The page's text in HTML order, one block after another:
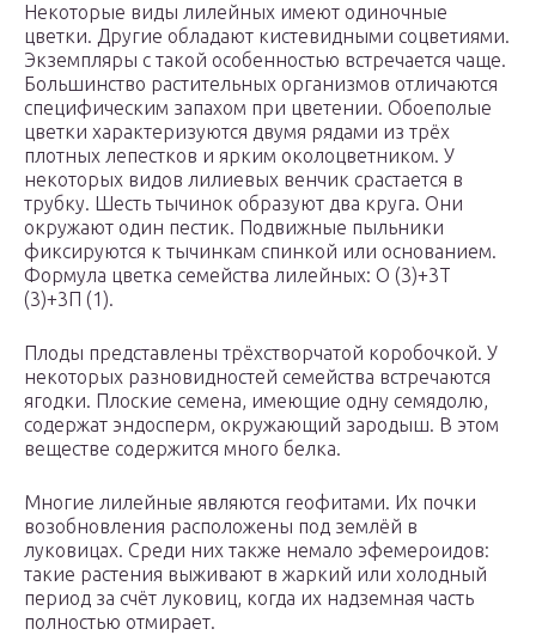
Некоторые виды лилейных имеют одиночные
цветки. Другие обладают кистевидными соцветиями.
Экземпляры с такой особенностью встречается чаще.
Большинство растительных организмов отличаются
специфическим запахом при цветении. Обоеполые
цветки характеризуются двумя рядами из трёх
плотных лепестков и ярким околоцветником. У
некоторых видов лилиевых венчик срастается в
трубку. Шесть тычинок образуют два круга. Они
окружают один пестик. Подвижные пыльники
фиксируются к тычинкам спинкой или основанием.
Формула цветка семейства лилейных: О (3)+3Т
(3)+3П (1).
Плоды представлены трёхстворчатой коробочкой. У
некоторых разновидностей семейства встречаются
ягодки. Плоские семена, имеющие одну семядолю,
содержат эндосперм, окружающий зародыш. В этом
веществе содержится много белка.
Многие лилейные являются геофитами. Их почки
возобновления расположены под землёй в
луковицах. Среди них также немало эфемероидов:
такие растения выживают в жаркий или холодный
период за счёт луковиц, когда их надземная часть
полностью отмирает.